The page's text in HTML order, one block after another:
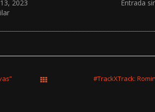
2023
Entrada
#TrackXTrack: